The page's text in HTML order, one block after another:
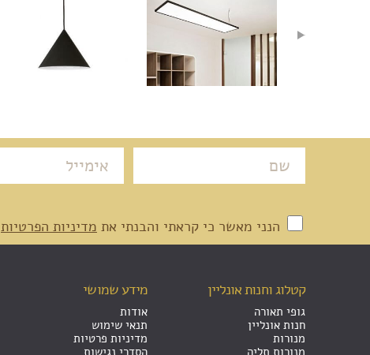
הנני מאשר כי קראתי והבנתי את מדיניות הפרטיות
קטלוג וחנות אונליין
גופי תאורה
חנות אונליין
מנורות
מידע שמושי
אודות
תנאי שימוש
מדיניות פרטיות